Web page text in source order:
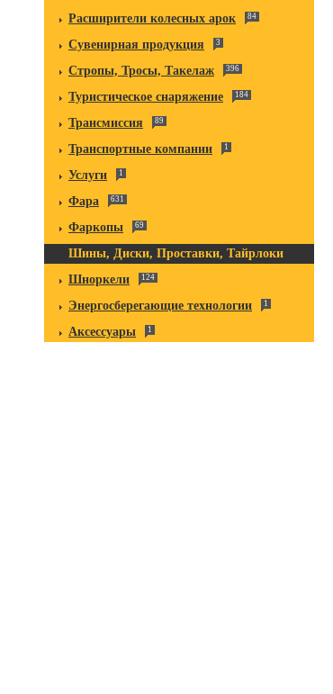
Расширители колесных арок 84
Сувенирная продукция 3
Стропы, Тросы, Такелаж 396
Туристическое снаряжение 184
Трансмиссия 89
Транспортные компании 1
Услуги 1
Фара 631
Фаркопы 69
Шины, Диски, Проставки, Тайрлоки
Шноркели
124
Энергосберегающие технологии 1
Аксессуары 1